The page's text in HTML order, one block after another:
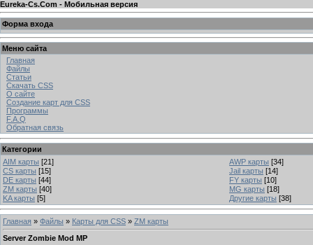
Eureka-Cs.Com - Мобильная версия
Форма входа
Меню сайта
Главная
Файлы
Статьи
Скачать CSS
О сайте
Создание карт для CSS
Программы
F.A.Q
Обратная связь
Категории
AIM карты [21] AWP карты [34]
CS карты [15] Jail карты [14]
DE карты [44] FY карты [10]
ZM карты [40] MG карты [18]
KA карты [5] Другие карты [38]
Главная » Файлы » Карты для CSS » ZM карты
Server Zombie Mod MP